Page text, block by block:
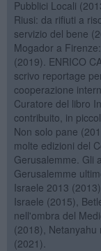
Pubblici Locali
Riusi: da rifiuti a
servizio del bene
Mogador a
(2019). ENRICO
scrivo reportage
cooperazione
Curatore del libro
contribuito, in
Non solo pane
molte edizioni del
Gerusalemme. Gli
Gerusalemme
Israele 2013
Israele (2015),
nell'ombra del
(2018),
(2021).